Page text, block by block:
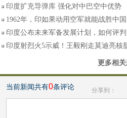
印度扩充导弹库 强化对中巴空中优势
1962年，印如果动用空军就能战胜中国
印度公布未来军备发展计划，如何评判
印度射烈火5示威！王毅刚走莫迪亮核
更多相
当前新闻共有0条评论 分享到：